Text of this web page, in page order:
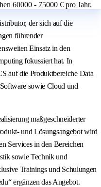
60000 - 75000 € pro Jahr.
der sich auf die
führender
Einsatz in den
fokussiert hat. In
auf die Produktbereiche Data
sowie Cloud und
maßgeschneiderter
und Lösungsangebot wird
Services in den Bereichen
sowie Technik und
Trainings und Schulungen
ergänzen das Angebot.